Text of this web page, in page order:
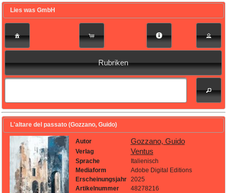
Lies was GmbH
Rubriken
L'altare del passato (Gozzano, Guido)
Autor Gozzano, Guido
Verlag Ventus
Sprache
Italienisch
Mediaform
Adobe Digital Editions
Erscheinungsjahr
2025
Artikelnummer
48278216